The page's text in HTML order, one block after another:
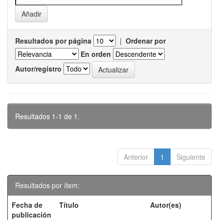
Resultados por página | Ordenar por
En orden
Autor/registro
Resultados 1-1 de 1.
Anterior 1 Siguiente
Resultados por ítem:
Fecha de
publicación
Título Autor(es)